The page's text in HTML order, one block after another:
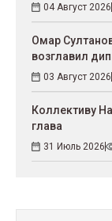
04 Август 2026
Омар
возглавил
03 Август 2026
Коллективу
глава
31 Июль 2026